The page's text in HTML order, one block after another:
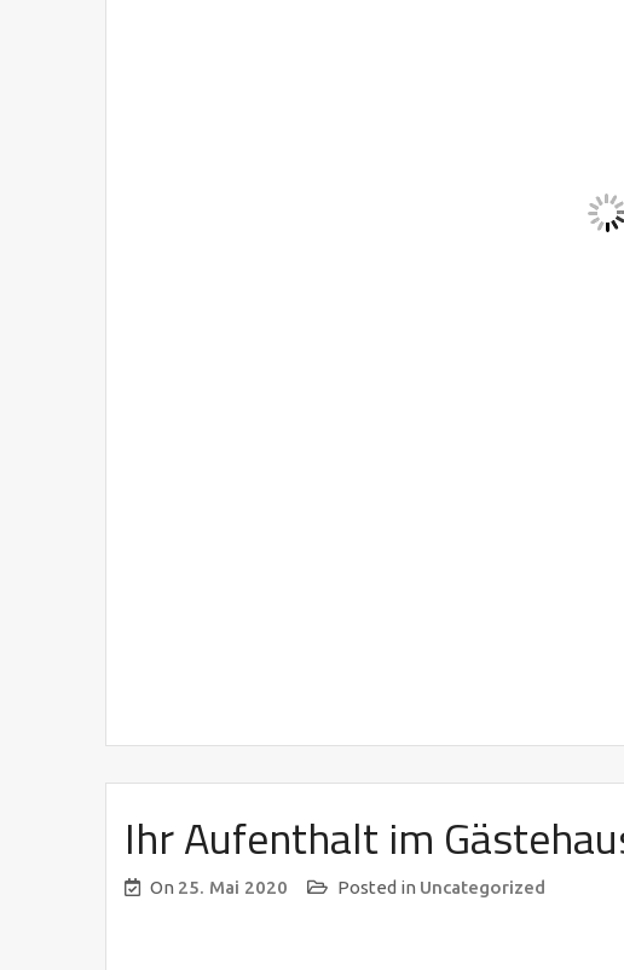
Ihr Aufenthalt im
On 25. Mai 2020 Posted in Uncategorized